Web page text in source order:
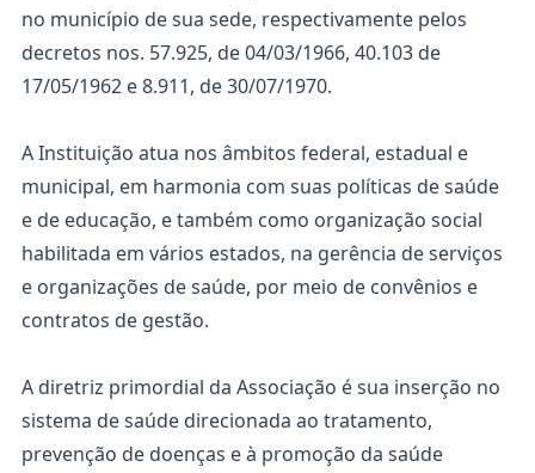
no município de sua sede, respectivamente pelos
decretos nos. 57.925, de 04/03/1966, 40.103 de
17/05/1962 e 8.911, de 30/07/1970.
A Instituição atua nos âmbitos federal, estadual e
municipal, em harmonia com suas políticas de saúde
e de educação, e também como organização social
habilitada em vários estados, na gerência de serviços
e organizações de saúde, por meio de convênios e
contratos de gestão.
A diretriz primordial da Associação é sua inserção no
sistema de saúde direcionada ao tratamento,
prevenção de doenças e à promoção da saúde